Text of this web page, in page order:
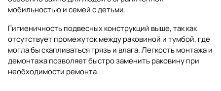
мобильностью и семей с детьми.
Гигиеничность подвесных конструкций выше, так как
отсутствует промежуток между раковиной и тумбой, где
могла бы скапливаться грязь и влага. Легкость монтажа и
демонтажа позволяет быстро заменить раковину при
необходимости ремонта.